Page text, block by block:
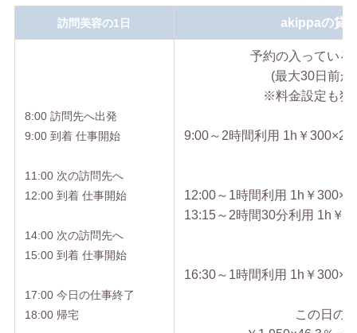
訪問美容の1日 akippaの貸
8:00 訪問先へ出発
9:00 到着 仕事開始
11:00 次の訪問先へ
12:00 到着 仕事開始
14:00 次の訪問先へ
15:00 到着 仕事開始
17:00 今日の仕事終了
18:00 帰宅
予約の入っている
(最大30日前か
※料金設定も独
9:00～2時間利用 1h￥300×2
12:00～1時間利用 1h￥300×1
13:15～2時間30分利用 1h￥
16:30～1時間利用 1h￥300×1
この日の